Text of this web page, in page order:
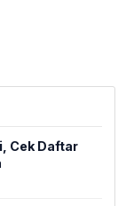
Cek Daftar